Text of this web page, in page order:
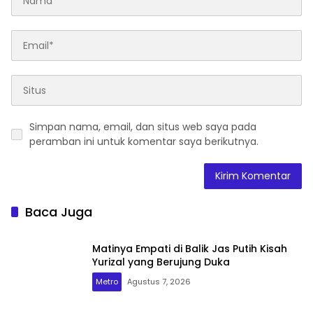
Simpan nama, email, dan situs web saya pada
peramban ini untuk komentar saya berikutnya.
Baca Juga
Matinya Empati di Balik Jas Putih Kisah
Yurizal yang Berujung Duka
Metro Agustus 7, 2026